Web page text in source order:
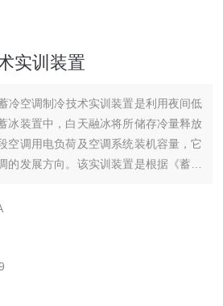
实训装置
冷空调制冷技术实训装置是利用夜间低
冰装置中，白天融冰将所储存冷量释放
空调用电负荷及空调系统装机容量，它
的发展方向。该实训装置是根据《蓄冷
设计的新型实训设备。整个装置采用直